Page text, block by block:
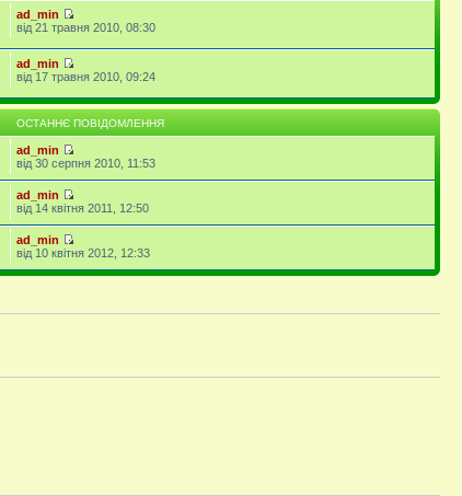
ad_min
від 21 травня 2010, 08:30
ad_min
від 17 травня 2010, 09:24
ОСТАННЄ ПОВІДОМЛЕННЯ
ad_min
від 30 серпня 2010, 11:53
ad_min
від 14 квітня 2011, 12:50
ad_min
від 10 квітня 2012, 12:33